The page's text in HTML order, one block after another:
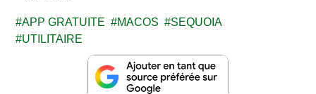
APP GRATUITE MACOS
SEQUOIA
UTILITAIRE